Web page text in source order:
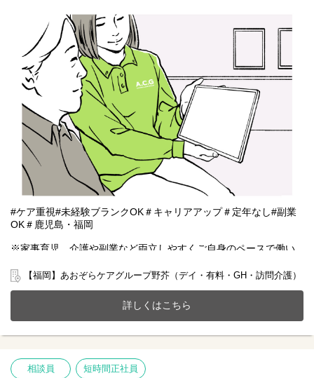
#ケア重視#未経験ブランクOK＃キャリアアップ＃定年なし#副業
OK＃鹿児島・福岡
※家事育児、介護や副業など両立しやすくご自身のペースで働い
2024年8月開設！福岡市早良区に新しく手厚い看護介護体制を構築
20～70代まで幅広い年齢層の方が活躍中です。
今までのご経験やスキルを当社で発揮して頂ける方を募集してい
ます。
【仕事内容】相談業務全般
〇利用者様や家族様の相談窓口
【福岡】あおぞらケアグループ野芥（デイ・有料・GH・訪問介護）
詳しくはこちら
相談員 短時間正社員